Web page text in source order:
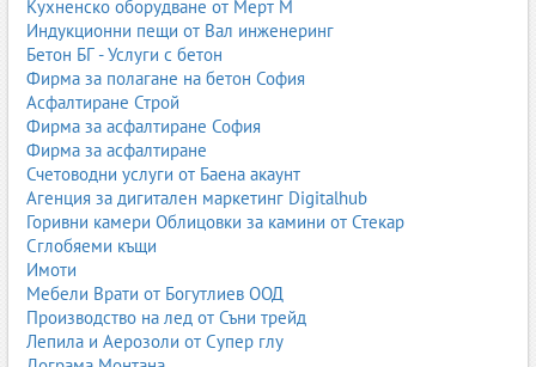
Железопътен транспорт Габрово
Железопътен транспорт Ловеч
Железопътен транспорт Силистра
Железопътен транспорт Шумен
Железопътен транспорт Добрич
Железопътен транспорт Монтана
Железопътен транспорт Сливен
Железопътен транспорт Ямбол
Вижте всички фирми за железопътен транспорт на
– Железопътен транспорт
Железопътен транспорт,Железопътни знаци и сигнализатори
Железопътни релси,Контейнери - железопътен транспорт
Кухненско оборудване от Мерт М
Индукционни пещи от Вал инженеринг
Бетон БГ - Услуги с бетон
Фирма за полагане на бетон София
Асфалтиране Строй
Фирма за асфалтиране София
Фирма за асфалтиране
Счетоводни услуги от Баена акаунт
Агенция за дигитален маркетинг Digitalhub
Горивни камери Облицовки за камини от Стекар
Сглобяеми къщи
Имоти
Мебели Врати от Богутлиев ООД
Производство на лед от Съни трейд
Лепила и Аерозоли от Супер глу